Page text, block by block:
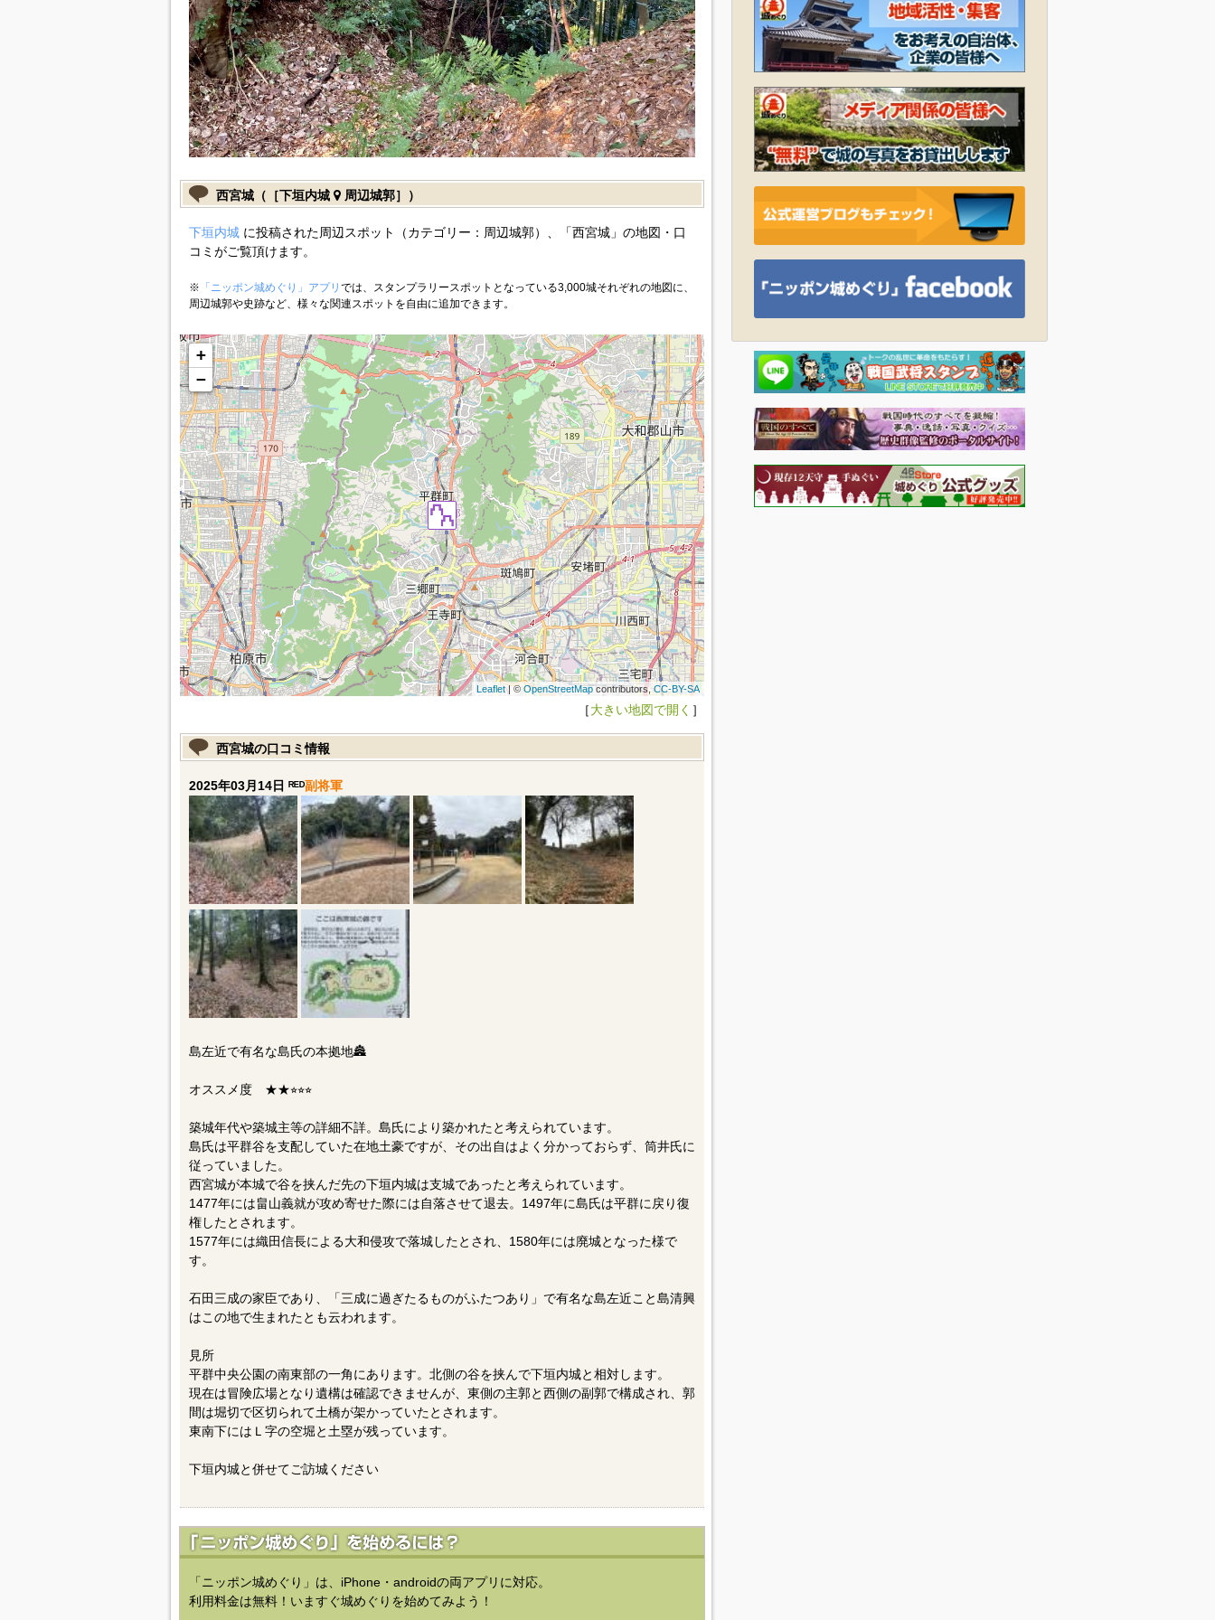
西宮城（［下垣内城 周辺城郭］）
下垣内城に投稿された周辺スポット（カテゴリー：周辺城郭）、「西宮城」の地図・口
コミがご覧頂けます。
※ 「ニッポン城めぐり」アプリ では、スタンプラリースポットとなっている3,000城それぞれの地図に、
周辺城郭や史跡など、様々な関連スポットを自由に追加できます。
+
−
Leaflet| ©OpenStreetMapcontributors, CC-BY-SA
［大きい地図で開く ］
西宮城の口コミ情報
2025年03月14日 ᴿᴱᴰ副将軍
島左近で有名な島氏の本拠地🏯
オススメ度 ★★⭐︎⭐︎⭐︎
築城年代や築城主等の詳細不詳。島氏により築かれたと考えられています。
島氏は平群谷を支配していた在地土豪ですが、その出自はよく分かっておらず、筒井氏に
従っていました。
西宮城が本城で谷を挟んだ先の下垣内城は支城であったと考えられています。
1477年には畠山義就が攻め寄せた際には自落させて退去。1497年に島氏は平群に戻り復
権したとされます。
1577年には織田信長による大和侵攻で落城したとされ、1580年には廃城となった様で
す。
石田三成の家臣であり、「三成に過ぎたるものがふたつあり」で有名な島左近こと島清興
はこの地で生まれたとも云われます。
見所
平群中央公園の南東部の一角にあります。北側の谷を挟んで下垣内城と相対します。
現在は冒険広場となり遺構は確認できませんが、東側の主郭と西側の副郭で構成され、郭
間は堀切で区切られて土橋が架かっていたとされます。
東南下にはＬ字の空堀と土塁が残っています。
下垣内城と併せてご訪城ください
「ニッポン城めぐり」は、iPhone・androidの両アプリに対応。
利用料金は無料！いますぐ城めぐりを始めてみよう！